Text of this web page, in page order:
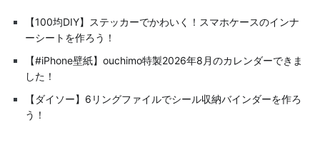
【100均DIY】ステッカーでかわいく！スマホケースのインナ
ーシートを作ろう！
【#iPhone壁紙】ouchimo特製2026年8月のカレンダーできま
した！
【ダイソー】6リングファイルでシール収納バインダーを作ろ
う！